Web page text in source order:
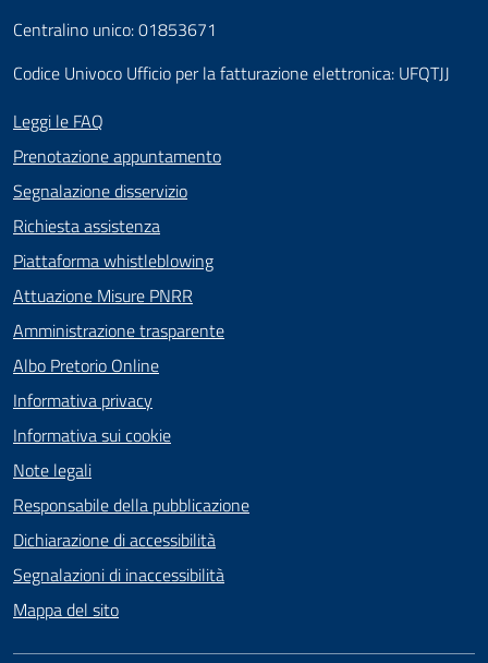
Centralino unico: 01853671
Codice Univoco Ufficio per la fatturazione elettronica: UFQTJJ
Leggi le FAQ
Prenotazione appuntamento
Segnalazione disservizio
Richiesta assistenza
Piattaforma whistleblowing
Attuazione Misure PNRR
Amministrazione trasparente
Albo Pretorio Online
Informativa privacy
Informativa sui cookie
Note legali
Responsabile della pubblicazione
Dichiarazione di accessibilità
Segnalazioni di inaccessibilità
Mappa del sito